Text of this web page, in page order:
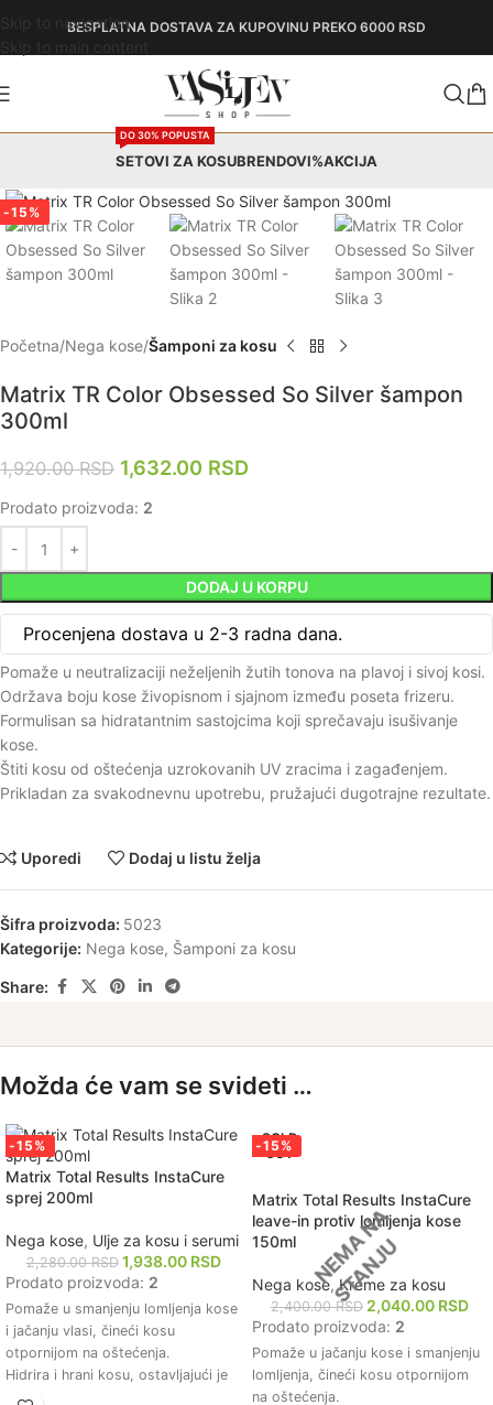
Skip to navigationBESPLATNA DOSTAVA ZA KUPOVINU PREKO 6000 RSD
SETOVI ZA KOSU
DO 30% POPUSTA
BRENDOVI%AKCIJA
-15%
Početna Nega kose Šamponi za kosu
Matrix TR Color Obsessed So Silver šampon
300ml
1,920.00RSD 1,632.00 RSD
Prodato proizvoda: 2
DODAJ U KORPU
Procenjena dostava u 2-3 radna dana.
Pomaže u neutralizaciji neželjenih žutih tonova na plavoj i sivoj kosi.
Održava boju kose živopisnom i sjajnom između poseta frizeru.
Formulisan sa hidratantnim sastojcima koji sprečavaju isušivanje
kose.
Štiti kosu od oštećenja uzrokovanih UV zracima i zagađenjem.
Prikladan za svakodnevnu upotrebu, pružajući dugotrajne rezultate.
Uporedi Dodaj u listu želja
Šifra proizvoda: 5023
Kategorije: Nega kose, Šamponi za kosu
Share:
Možda će vam se svideti …
-15%
Matrix Total Results InstaCure
sprej 200ml
Nega kose, Ulje za kosu i serumi
2,280.00RSD 1,938.00 RSD
Prodato proizvoda: 2
Pomaže u smanjenju lomljenja kose
i jačanju vlasi, čineći kosu
otpornijom na oštećenja.
Hidrira i hrani kosu, ostavljajući je
mekom i glatkom na dodir.
SOLD
OUT
-15%
Matrix Total Results InstaCure
leave-in protiv lomljenja kose
150ml
Nega kose, Kreme za kosu
2,400.00RSD 2,040.00 RSD
Prodato proizvoda: 2
Pomaže u jačanju kose i smanjenju
lomljenja, čineći kosu otpornijom
na oštećenja.